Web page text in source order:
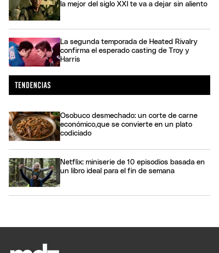
la mejor del siglo XXI te va a dejar sin aliento
La segunda temporada de Heated Rivalry
confirma el esperado casting de Troy y
Harris
Osobuco desmechado: un corte de carne
económico,que se convierte en un plato
codiciado
Netflix: miniserie de 10 episodios basada en
un libro ideal para el fin de semana